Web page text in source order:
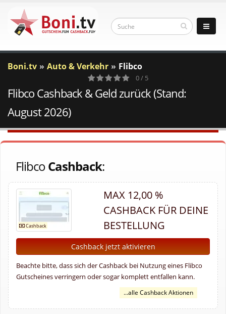
Boni.tv Auto & Verkehr Flibco
0
Votes
0 / 5
Flibco Cashback & Geld zurück (Stand:
August 2026)
FlibcoCashback:
MAX 12,00 %
CASHBACK FÜR DEINE
BESTELLUNG
Cashback jetzt aktivieren
Beachte bitte, dass sich der Cashback bei Nutzung eines Flibco
Gutscheines verringern oder sogar komplett entfallen kann.
...alle Cashback Aktionen